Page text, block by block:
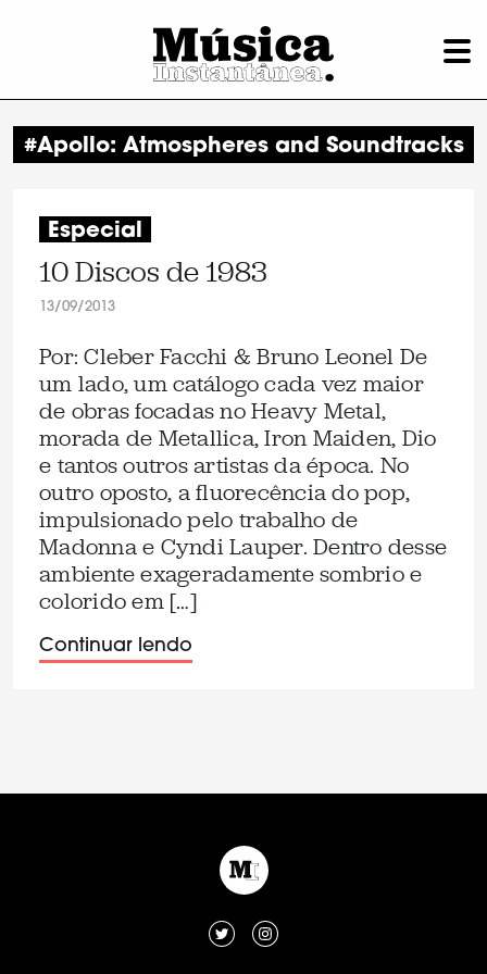
#Apollo: Atmospheres and Soundtracks
Especial
10 Discos de 1983
13/09/2013
Por: Cleber Facchi & Bruno Leonel De
um lado, um catálogo cada vez maior
de obras focadas no Heavy Metal,
morada de Metallica, Iron Maiden, Dio
e tantos outros artistas da época. No
outro oposto, a fluorecência do pop,
impulsionado pelo trabalho de
Madonna e Cyndi Lauper. Dentro desse
ambiente exageradamente sombrio e
colorido em […]
Continuar lendo